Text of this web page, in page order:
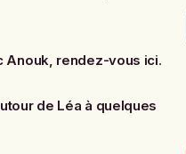
Anouk, rendez-vous ici.
de Léa à quelques